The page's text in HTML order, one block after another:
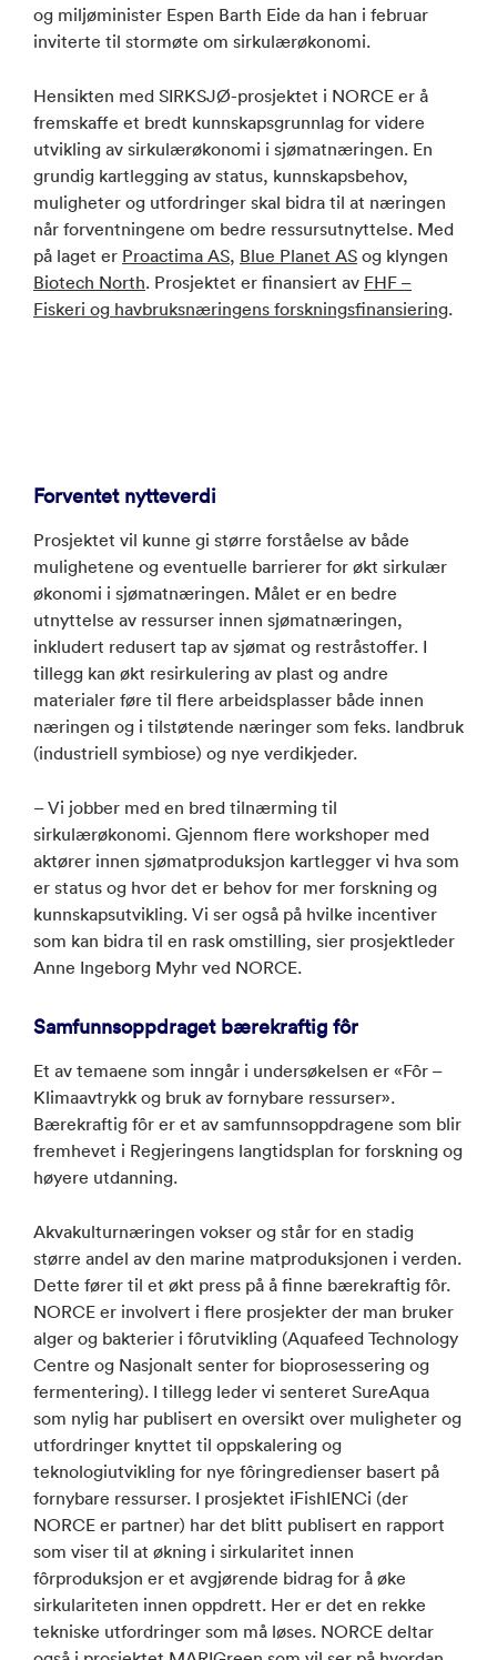
og miljøminister Espen Barth Eide da han i februar
inviterte til stormøte om sirkulærøkonomi.
Hensikten med SIRKSJØ-prosjektet i NORCE er å
fremskaffe et bredt kunnskapsgrunnlag for videre
utvikling av sirkulærøkonomi i sjømatnæringen. En
grundig kartlegging av status, kunnskapsbehov,
muligheter og utfordringer skal bidra til at næringen
når forventningene om bedre ressursutnyttelse. Med
på laget er Proactima AS, Blue Planet AS og klyngen
Biotech North. Prosjektet er finansiert av FHF –
Fiskeri og havbruksnæringens forskningsfinansiering.
Forventet nytteverdi
​​Prosjektet vil kunne gi større forståelse av både
mulighetene og eventuelle barrierer for økt sirkulær
økonomi i sjømatnæringen. Målet er en bedre
utnyttelse av ressurser innen sjømatnæringen,
inkludert redusert tap av sjømat og restråstoffer. I
tillegg kan økt resirkulering av plast og andre
materialer føre til flere arbeidsplasser både innen
næringen og i tilstøtende næringer som feks. landbruk
(industriell symbiose) og nye verdikjeder.
– Vi jobber med en bred tilnærming til
sirkulærøkonomi. Gjennom flere workshoper med
aktører innen sjømatproduksjon kartlegger vi hva som
er status og hvor det er behov for mer forskning og
kunnskapsutvikling. Vi ser også på hvilke incentiver
som kan bidra til en rask omstilling, sier prosjektleder
Anne Ingeborg Myhr ved NORCE.
Samfunnsoppdraget bærekraftig fôr
Et av temaene som inngår i undersøkelsen er «Fôr –
Klimaavtrykk og bruk av fornybare ressurser».
Bærekraftig fôr er et av samfunnsoppdragene som blir
fremhevet i Regjeringens langtidsplan for forskning og
høyere utdanning.
Akvakulturnæringen vokser og står for en stadig
større andel av den marine matproduksjonen i verden.
Dette fører til et økt press på å finne bærekraftig fôr.
NORCE er involvert i flere prosjekter der man bruker
alger og bakterier i fôrutvikling (Aquafeed Technology
Centre og Nasjonalt senter for bioprosessering og
fermentering). I tillegg leder vi senteret SureAqua
som nylig har publisert en oversikt over muligheter og
utfordringer knyttet til oppskalering og
teknologiutvikling for nye fôringredienser basert på
fornybare ressurser. I prosjektet iFishIENCi (der
NORCE er partner) har det blitt publisert en rapport
som viser til at økning i sirkularitet innen
fôrproduksjon er et avgjørende bidrag for å øke
sirkulariteten innen oppdrett. Her er det en rekke
tekniske utfordringer som må løses. NORCE deltar